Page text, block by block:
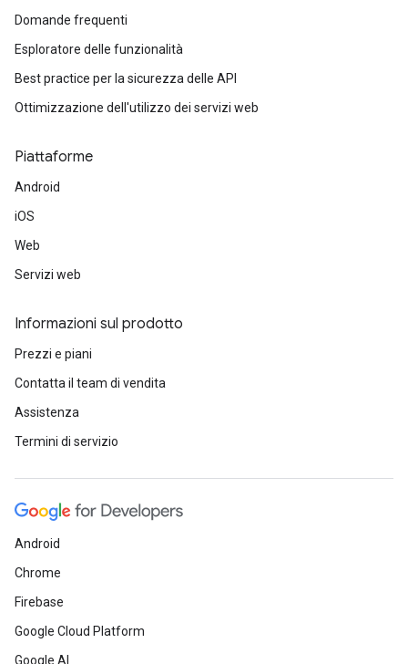
Domande frequenti
Esploratore delle funzionalità
Best practice per la sicurezza delle API
Ottimizzazione dell'utilizzo dei servizi web
Piattaforme
Android
iOS
Web
Servizi web
Informazioni sul prodotto
Prezzi e piani
Contatta il team di vendita
Assistenza
Termini di servizio
Android
Chrome
Firebase
Google Cloud Platform
Google AI